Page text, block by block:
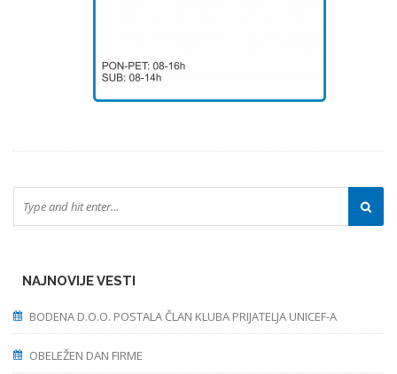
NAJNOVIJE VESTI
BODENA D.O.O. POSTALA ČLAN KLUBA PRIJATELJA UNICEF-A
OBELEŽEN DAN FIRME